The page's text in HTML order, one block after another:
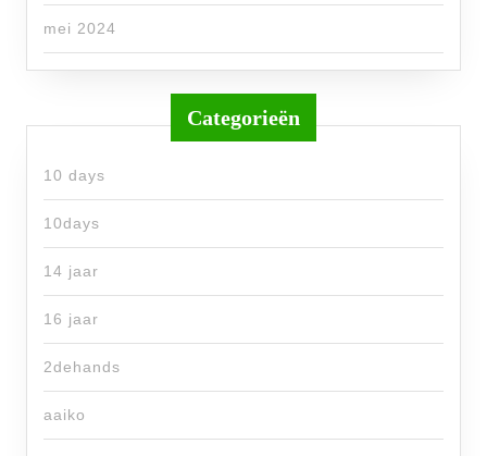
mei 2024
Categorieën
10 days
10days
14 jaar
16 jaar
2dehands
aaiko